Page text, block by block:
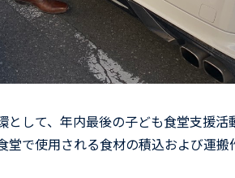
して、年内最後の子ども食堂支援活
で使用される食材の積込および運搬